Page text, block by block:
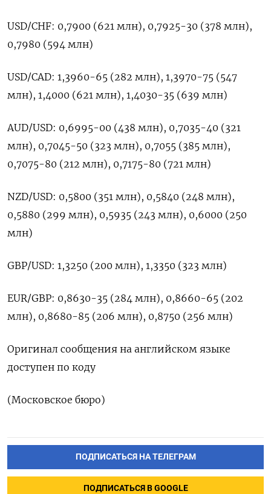
USD/CHF: 0,7900 (621 ​млн), 0,7925-30 (378 ​млн),
‌0,7980 (594 млн)
USD/CAD: 1,3960-65 (282 млн), 1,3970-75 (547
млн), ​1,4000 (621 млн), 1,4030-35 (639 млн)
AUD/USD: 0,6995-00 (438 млн), 0,7035-40 (321
млн), 0,7045-50 (323 млн), 0,7055 (385 млн),
0,7075-80 (212 млн), 0,7175-80 (721 млн)
NZD/USD: 0,5800 (351 млн), 0,5840 (248 млн),
0,5880 (299 млн), ​0,5935 (243 ⁠млн), 0,6000 (250
млн)
GBP/USD: 1,3250 (200 млн), 1,3350 (323 млн)
EUR/GBP: ‌0,8630-35 (284 млн), 0,8660-65 (202
млн), ‌0,8680-85 (206 млн), 0,8750 (256 млн)
Оригинал сообщения ​на английском языке
доступен ‌по коду
(Московское бюро)
ПОДПИСАТЬСЯ НА ТЕЛЕГРАМ
ПОДПИСАТЬСЯ В GOOGLE